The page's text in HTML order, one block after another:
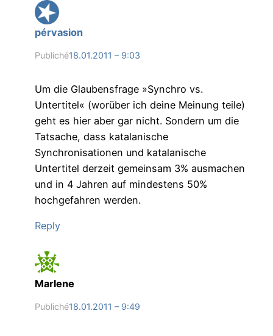
pérvasion
Publiché18.01.2011 – 9:03
Um die Glaubensfrage »Synchro vs.
Untertitel« (worüber ich deine Meinung teile)
geht es hier aber gar nicht. Sondern um die
Tatsache, dass katalanische
Synchronisationen und katalanische
Untertitel derzeit gemeinsam 3% ausmachen
und in 4 Jahren auf mindestens 50%
hochgefahren werden.
Reply
Marlene
Publiché18.01.2011 – 9:49